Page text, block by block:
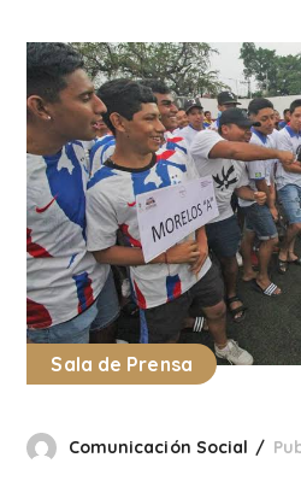
Sala de Prensa
Comunicación Social